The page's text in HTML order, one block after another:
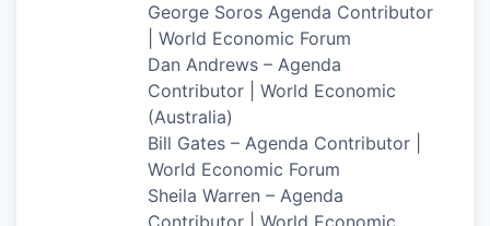
George Soros Agenda Contributor
| World Economic Forum
Dan Andrews – Agenda
Contributor | World Economic
(Australia)
Bill Gates – Agenda Contributor |
World Economic Forum
Sheila Warren – Agenda